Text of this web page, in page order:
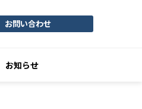
お問い合わせ
お知らせ